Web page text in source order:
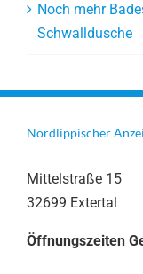
Noch mehr
Schwalldusche
Nordlippischer
Mittelstraße 15
32699 Extertal
Öffnungszeiten